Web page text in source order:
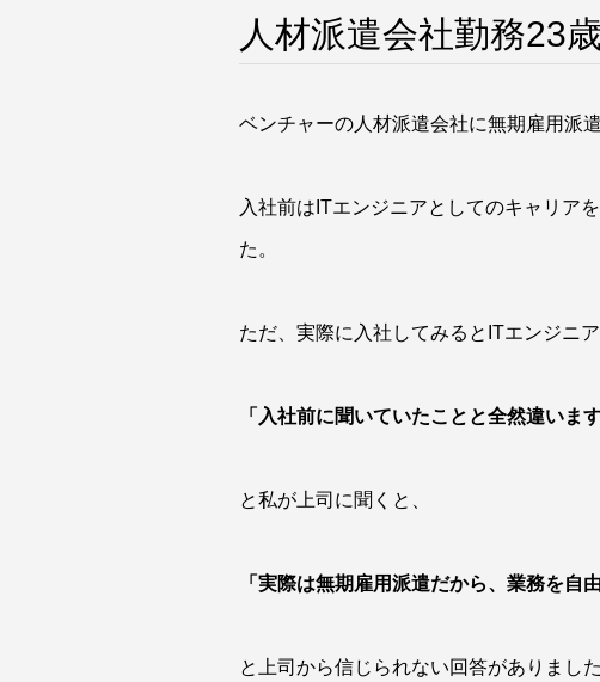
人材派遣会社勤務23
ベンチャーの人材派遣会社に無期雇用派
入社前はITエンジニアとしてのキャリア
た。
ただ、実際に入社してみるとITエンジニ
「入社前に聞いていたことと全然違いま
と私が上司に聞くと、
「実際は無期雇用派遣だから、業務を自
と上司から信じられない回答がありました